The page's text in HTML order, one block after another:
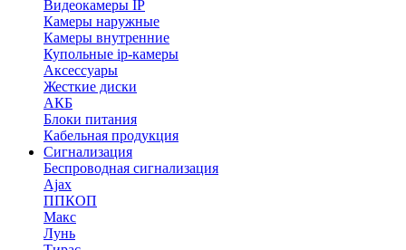
Видеокамеры IP
Камеры наружные
Камеры внутренние
Купольные ip-камеры
Аксессуары
Жесткие диски
АКБ
Блоки питания
Кабельная продукция
Сигнализация
Беспроводная сигнализация
Ajax
ППКОП
Макс
Лунь